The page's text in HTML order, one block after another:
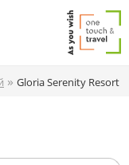
» Gloria Serenity Resort